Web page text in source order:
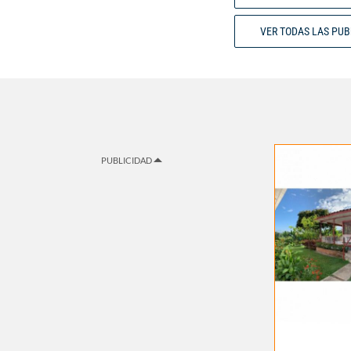
VER TODAS LAS
PUBLICIDAD